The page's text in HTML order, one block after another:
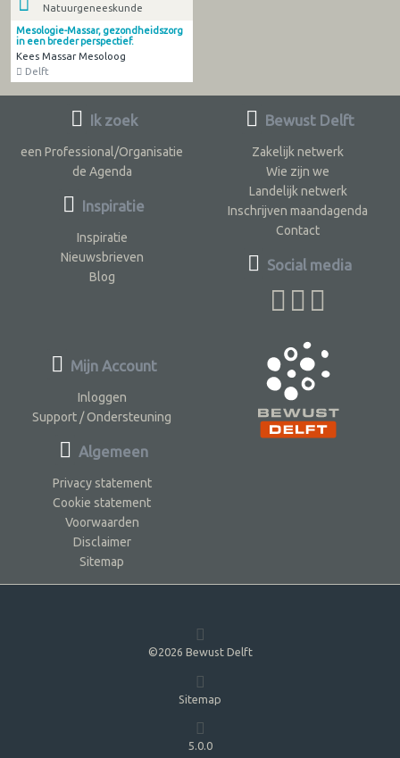
Natuurgeneeskunde
Mesologie-Massar, gezondheidszorg
in een breder perspectief.
Kees Massar Mesoloog
Delft
Ik zoek
een Professional/Organisatie
de Agenda
Inspiratie
Inspiratie
Nieuwsbrieven
Blog
Bewust Delft
Zakelijk netwerk
Wie zijn we
Landelijk netwerk
Inschrijven maandagenda
Contact
Social media
Mijn Account
Inloggen
Support / Ondersteuning
Algemeen
Privacy statement
Cookie statement
Voorwaarden
Disclaimer
Sitemap
©2026 Bewust Delft
Sitemap
5.0.0